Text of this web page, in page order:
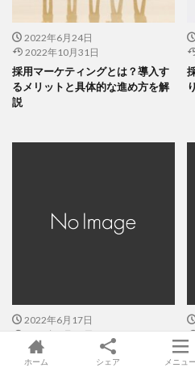
2022年6月24日
2022年10月31日
採用マーケティングとは？導入す
るメリットと具体的な進め方を解
説
2022年6月17日
2022年6月17日
採用ペルソナの重要性と作り方と
は？流れや採用活動に活かすポイ
ホーム シェア メニュー